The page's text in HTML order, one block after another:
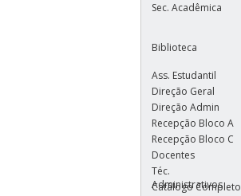
Sec. Acadêmica
Biblioteca
Ass. Estudantil
Direção Geral
Direção Admin
Recepção Bloco A
Recepção Bloco C
Docentes
Téc.
Administrativos
Catálogo Completo